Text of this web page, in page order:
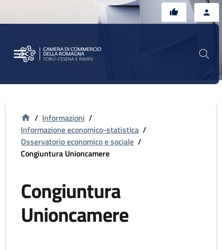
/ Informazioni /
Informazione economico-statistica /
Osservatorio economico e sociale /
Congiuntura Unioncamere
Congiuntura
Unioncamere